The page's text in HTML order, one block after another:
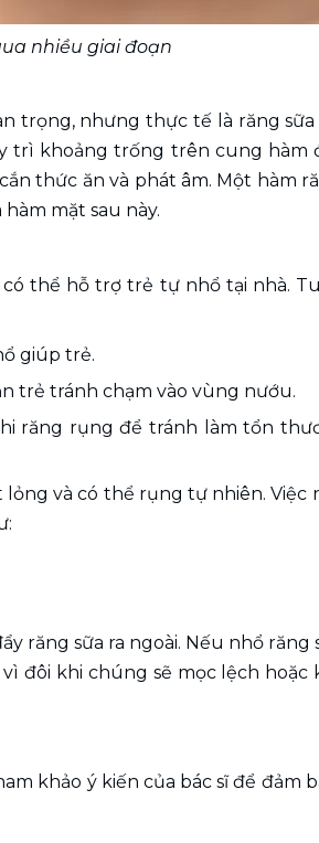
nhiều giai đoạn
trọng, nhưng thực tế là răng
trì khoảng trống trên cung hàm
thức ăn và phát âm. Một hàm
mặt sau này.
thể hỗ trợ trẻ tự nhổ tại nhà.
giúp trẻ.
trẻ tránh chạm vào vùng nướu.
răng rụng để tránh làm tổn
và có thể rụng tự nhiên. Việc
răng sữa ra ngoài. Nếu nhổ răng
đôi khi chúng sẽ mọc lệch hoặc
khảo ý kiến của bác sĩ để đảm